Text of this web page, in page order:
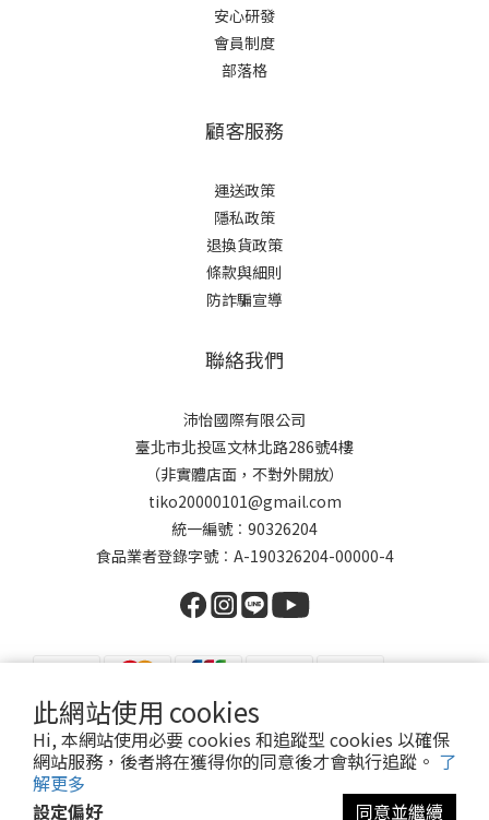
此網站使用 cookies
Hi, 本網站使用必要 cookies 和追蹤型 cookies 以確保
網站服務，後者將在獲得你的同意後才會執行追蹤。 了
解更多
設定偏好
同意並繼續
安心研發
會員制度
部落格
顧客服務
運送政策
隱私政策
退換貨政策
條款與細則
防詐騙宣導
聯絡我們
沛怡國際有限公司
臺北市北投區文林北路286號4樓
（非實體店面，不對外開放）
tiko20000101@gmail.com
統一編號︰90326204
食品業者登錄字號︰A-190326204-00000-4
繁體中文